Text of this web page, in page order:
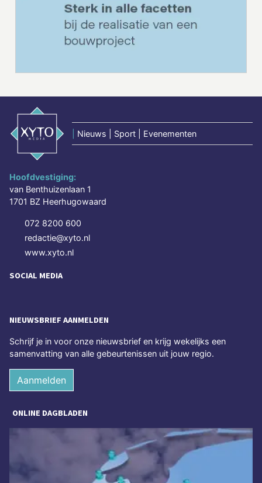
Nieuws | Sport | Evenementen
Hoofdvestiging:
van Benthuizenlaan 1
1701 BZ Heerhugowaard
072 8200 600
redactie@xyto.nl
www.xyto.nl
SOCIAL MEDIA
NIEUWSBRIEF AANMELDEN
Schrijf je in voor onze nieuwsbrief en krijg wekelijks een
samenvatting van alle gebeurtenissen uit jouw regio.
Aanmelden
ONLINE DAGBLADEN